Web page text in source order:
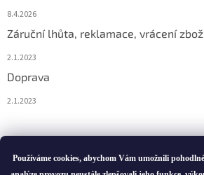
Používáme cookies, abychom Vám umožnili
8.4.2026
Záruční lhůta, reklamace, vrácení
2.1.2023
Doprava
2.1.2023
Vytvořil Shoptet